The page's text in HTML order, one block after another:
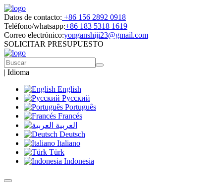
Datos de contacto: +86 156 2892 0918
Teléfono/whatsapp:+86 183 5318 1619
Correo electrónico:yonganshiji23@gmail.com
SOLICITAR PRESUPUESTO
| Idioma
English
Русский
Português
Francés
العربية
Deutsch
Italiano
Türk
Indonesia